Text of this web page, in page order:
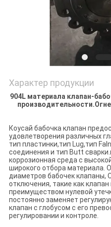
Характер продукции
904L материала клапан-
Коусай бабочка клапан
удовлетворения различных
тип пластинки,тип Lug,тип
соединения и тип Butt
коррозионная среда с
широкого отбора материала.
диаметров бабочек клапаны,
отключения, такие как
преимуществом нулевой
постоянно заменяет
клапан с глобусом с его
регулировании и контроле.